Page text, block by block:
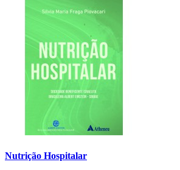
Nutrição Hospitalar